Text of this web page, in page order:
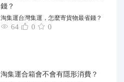
錢？
淘集運台灣集運，怎麼寄貨物最省錢？
64 0 0
淘集運合箱會不會有隱形消費？